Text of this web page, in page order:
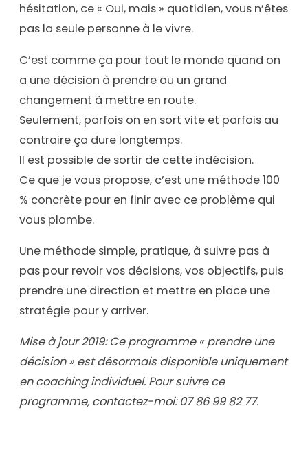
hésitation, ce « Oui, mais » quotidien, vous n’êtes
pas la seule personne à le vivre.
C’est comme ça pour tout le monde quand on
a une décision à prendre ou un grand
changement à mettre en route.
Seulement, parfois on en sort vite et parfois au
contraire ça dure longtemps.
Il est possible de sortir de cette indécision.
Ce que je vous propose, c’est une méthode 100
% concrète pour en finir avec ce problème qui
vous plombe.
Une méthode simple, pratique, à suivre pas à
pas pour revoir vos décisions, vos objectifs, puis
prendre une direction et mettre en place une
stratégie pour y arriver.
Mise à jour 2019: Ce programme « prendre une
décision » est désormais disponible uniquement
en coaching individuel. Pour suivre ce
programme, contactez-moi: 07 86 99 82 77.